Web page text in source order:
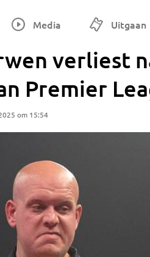
Media Uitgaan
verliest
Premier
om 15:54